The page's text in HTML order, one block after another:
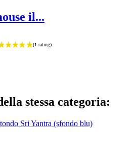
il...
stessa categoria: